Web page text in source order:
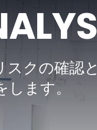
スクの確認
します。